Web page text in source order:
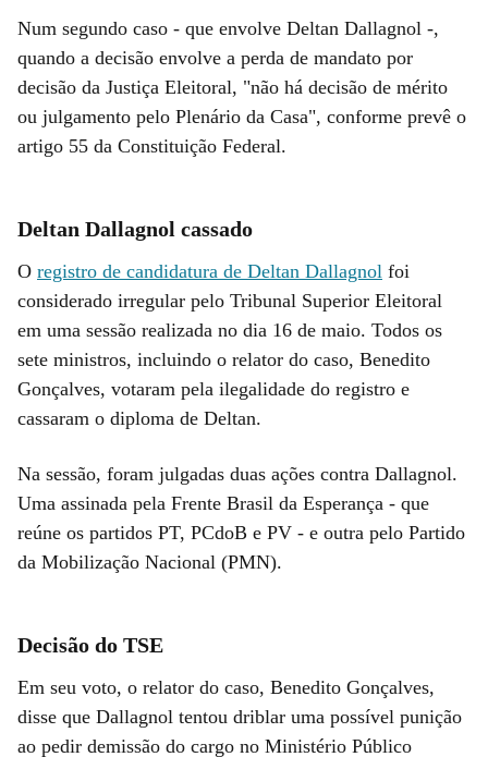
Num segundo caso - que envolve Deltan Dallagnol -,
quando a decisão envolve a perda de mandato por
decisão da Justiça Eleitoral, "não há decisão de mérito
ou julgamento pelo Plenário da Casa", conforme prevê o
artigo 55 da Constituição Federal.
Deltan Dallagnol cassado
O registro de candidatura de Deltan Dallagnol foi
considerado irregular pelo Tribunal Superior Eleitoral
em uma sessão realizada no dia 16 de maio. Todos os
sete ministros, incluindo o relator do caso, Benedito
Gonçalves, votaram pela ilegalidade do registro e
cassaram o diploma de Deltan.
Na sessão, foram julgadas duas ações contra Dallagnol.
Uma assinada pela Frente Brasil da Esperança - que
reúne os partidos PT, PCdoB e PV - e outra pelo Partido
da Mobilização Nacional (PMN).
Decisão do TSE
Em seu voto, o relator do caso, Benedito Gonçalves,
disse que Dallagnol tentou driblar uma possível punição
ao pedir demissão do cargo no Ministério Público